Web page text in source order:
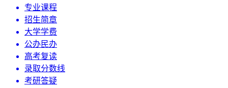
专业课程
招生简章
大学学费
公办民办
高考复读
录取分数线
考研答疑